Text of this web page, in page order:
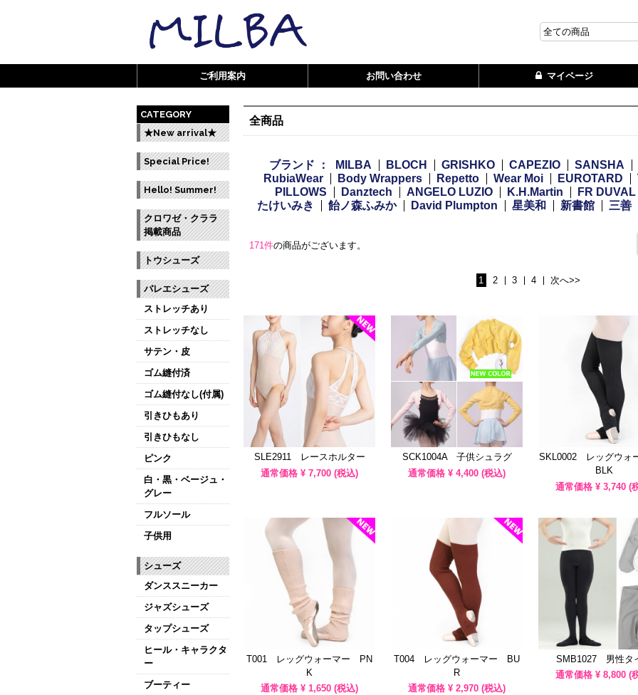
ご利用案内 お問い合わせ マイページ
全商品
ブランド ： MILBA BLOCH GRISHKO CAPEZIO SANSHA
RubiaWear
Body Wrappers Repetto Wear Moi EUROTARD
PILLOWS
Danztech ANGELO LUZIO K.H.Martin FR DUVAL
たけいみき
飴ノ森ふみか David Plumpton 星美和 新書館 三善
171件の商品がございます。
1 2 3 4 次へ>>
SLE2911 レースホルター
通常価格 ¥ 7,700 (税込)
SCK1004A 子供シュラグ
通常価格 ¥ 4,400 (税込)
SKL0002 レッグウォ
BLK
通常価格 ¥ 3,740 (
T001 レッグウォーマー PN
K
通常価格 ¥ 1,650 (税込)
T004 レッグウォーマー BU
R
通常価格 ¥ 2,970 (税込)
SMB1027 男性タ
通常価格 ¥ 8,800 (
CATEGORY
★New arrival★
Special Price!
Hello! Summer!
クロワゼ・クララ
掲載商品
トウシューズ
バレエシューズ
ストレッチあり
ストレッチなし
サテン・皮
ゴム縫付済
ゴム縫付なし(付属)
引きひもあり
引きひもなし
ピンク
白・黒・ベージュ・
グレー
フルソール
子供用
シューズ
ダンススニーカー
ジャズシューズ
タップシューズ
ヒール・キャラクタ
ー
ブーティー